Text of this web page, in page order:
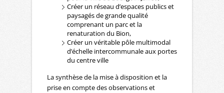
Créer un réseau d’espaces publics et
paysagés de grande qualité
comprenant un parc et la
renaturation du Bion,
Créer un véritable pôle multimodal
d’échelle intercommunale aux portes
du centre ville
La synthèse de la mise à disposition et la
prise en compte des observations et